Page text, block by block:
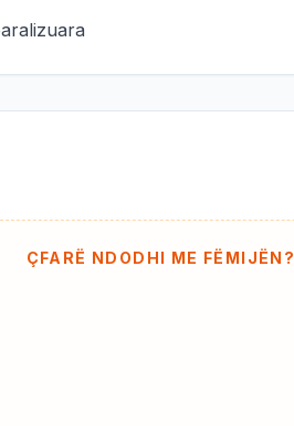
ÇFARË NDODHI ME FËMIJËN?